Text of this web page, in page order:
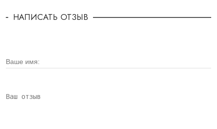
НАПИСАТЬ ОТЗЫВ